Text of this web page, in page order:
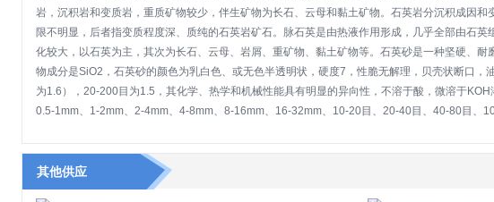
岩，沉积岩和变质岩，重质矿物较少，伴生矿物为长石、云母和黏土矿物。石英岩分沉积成因和
限不明显，后者指变质程度深、质纯的石英岩矿石。脉石英是由热液作用形成，几乎全部由石
化较大，以石英为主，其次为长石、云母、岩屑、重矿物、黏土矿物等。石英砂是一种坚硬、
物成分是SiO2，石英砂的颜色为乳白色、或无色半透明状，硬度7，性脆无解理，贝壳状断口，
为1.6），20-200目为1.5，其化学、热学和机械性能具有明显的异向性，不溶于酸，微溶于
0.5-1mm、1-2mm、2-4mm、4-8mm、8-16mm、16-32mm、10-20目、20-40目、40-80目、
其他供应